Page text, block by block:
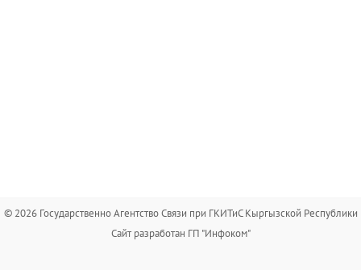
© 2026 Государственно Агентство Связи при ГКИТиС Кыргызской Республики
Сайт разработан ГП "Инфоком"